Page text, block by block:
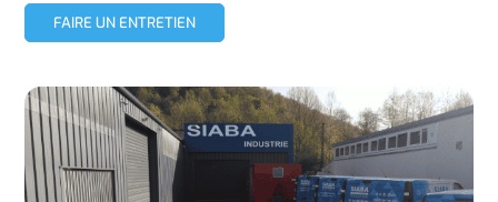
FAIRE UN ENTRETIEN